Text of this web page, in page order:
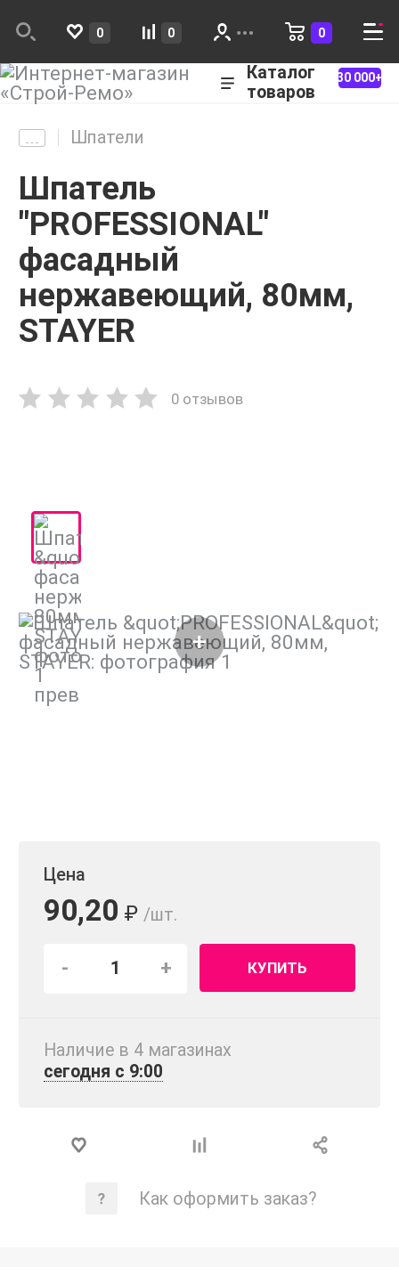
0 0 0
Каталог
товаров
30 000+
Шпатели
Шпатель
"PROFESSIONAL"
фасадный
нержавеющий, 80мм,
STAYER
0 отзывов
Цена
90,20 ₽ /шт.
- + КУПИТЬ
Наличие в 4 магазинах
сегодня с 9:00
Как оформить заказ?